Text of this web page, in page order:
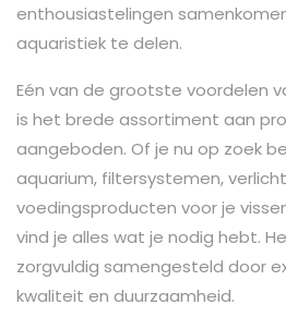
enthousiastelingen
aquaristiek te delen.
Eén van de grootste voordelen
is het brede assortiment aan
aangeboden. Of je nu op zoek
aquarium, filtersystemen,
voedingsproducten voor je
vind je alles wat je nodig hebt.
zorgvuldig samengesteld door
kwaliteit en duurzaamheid.